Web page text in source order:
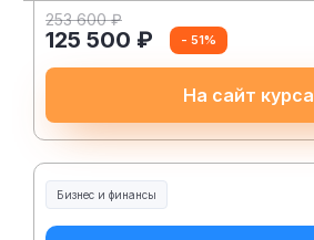
253 600 ₽
125 500 ₽ - 51%
На сайт курса
Бизнес и финансы